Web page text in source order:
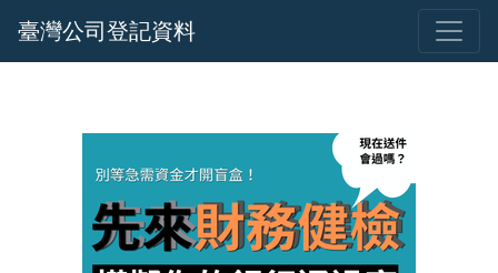
臺灣公司登記資料